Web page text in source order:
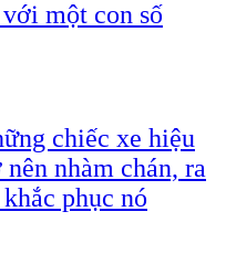
một con số
chiếc xe hiệu
nhàm chán, ra
phục nó